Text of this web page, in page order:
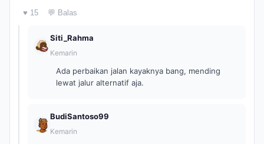
♥ 15 💬 Balas
Siti_Rahma
Kemarin
Ada perbaikan jalan kayaknya bang, mending
lewat jalur alternatif aja.
BudiSantoso99
Kemarin